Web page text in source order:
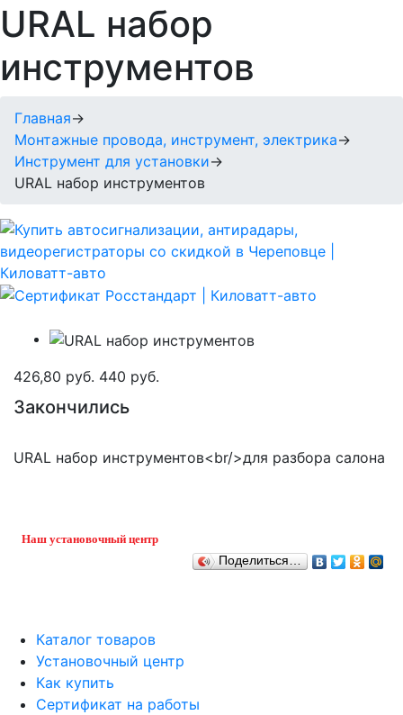
URAL набор
инструментов
Главная→
Монтажные провода, инструмент, электрика→
Инструмент для установки→
URAL набор инструментов
426,80 руб. 440 руб.
Закончились
URAL набор инструментов<br/>для разбора салона
Наш установочный центр
Поделиться…
Каталог товаров
Установочный центр
Как купить
Сертификат на работы